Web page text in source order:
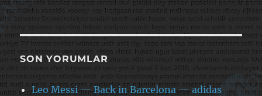
SON YORUMLAR
Leo Messi — Back in Barcelona — adidas